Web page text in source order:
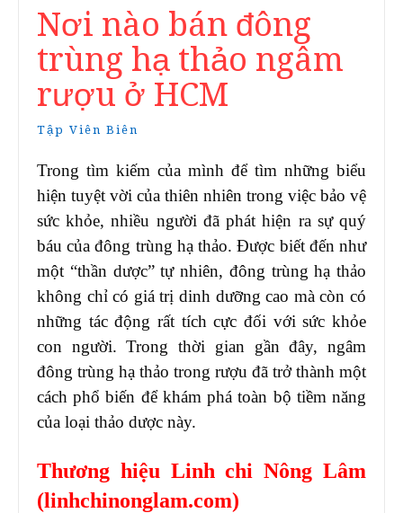
Nơi nào bán đông
trùng hạ thảo ngâm
rượu ở HCM
Tập Viên Biên
Trong tìm kiếm của mình để tìm những biểu
hiện tuyệt vời của thiên nhiên trong việc bảo vệ
sức khỏe, nhiều người đã phát hiện ra sự quý
báu của đông trùng hạ thảo. Được biết đến như
một “thần dược” tự nhiên, đông trùng hạ thảo
không chỉ có giá trị dinh dưỡng cao mà còn có
những tác động rất tích cực đối với sức khỏe
con người. Trong thời gian gần đây, ngâm
đông trùng hạ thảo trong rượu đã trở thành một
cách phổ biến để khám phá toàn bộ tiềm năng
của loại thảo dược này.
Thương hiệu Linh chi Nông Lâm
(linhchinonglam.com)